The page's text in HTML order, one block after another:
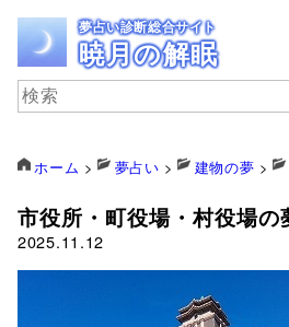
夢占い診断総合サイト
暁月の解眠
ホーム > 夢占い > 建物の夢 >
市役所・町役場・村役場の
2025.11.12